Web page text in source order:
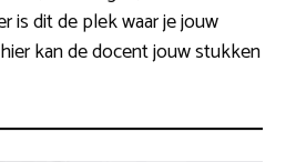
is dit de plek waar je jouw
kan de docent jouw stukken